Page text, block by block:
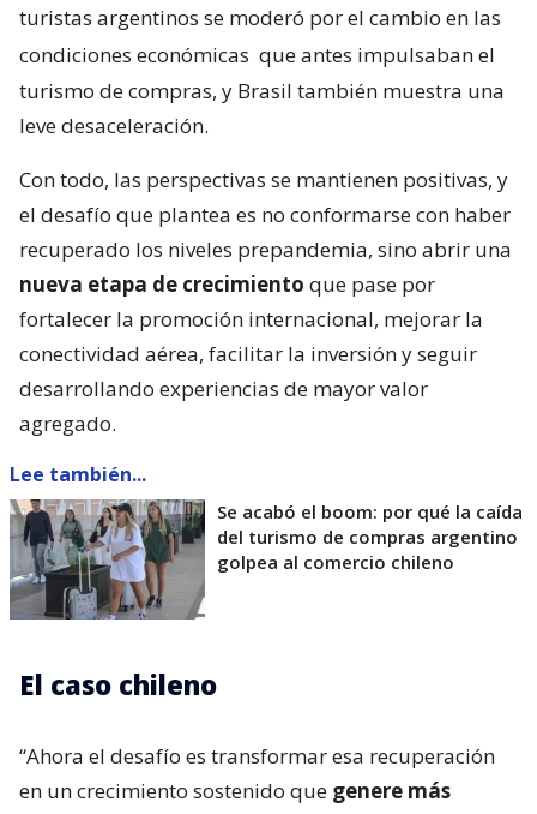
turistas argentinos se moderó por el cambio en las
condiciones económicas que antes impulsaban el
turismo de compras, y Brasil también muestra una
leve desaceleración.
Con todo, las perspectivas se mantienen positivas, y
el desafío que plantea es no conformarse con haber
recuperado los niveles prepandemia, sino abrir una
nueva etapa de crecimiento que pase por
fortalecer la promoción internacional, mejorar la
conectividad aérea, facilitar la inversión y seguir
desarrollando experiencias de mayor valor
agregado.
Lee también...
Se acabó el boom: por qué la caída
del turismo de compras argentino
golpea al comercio chileno
El caso chileno
“Ahora el desafío es transformar esa recuperación
en un crecimiento sostenido que genere más